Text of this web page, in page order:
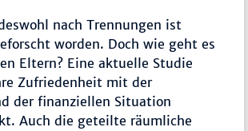
nach Trennungen ist
worden. Doch wie geht es
Eltern? Eine aktuelle Studie
Zufriedenheit mit der
der finanziellen Situation
Auch die geteilte räumliche